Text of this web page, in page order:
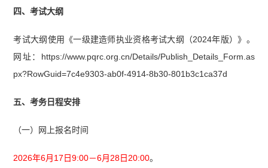
四、考试大纲
考试大纲使用《一级建造师执业资格考试大纲（2024年版）》。
网址：https://www.pqrc.org.cn/Details/Publish_Details_Form.as
px?RowGuid=7c4e9303-ab0f-4914-8b30-801b3c1ca37d
五、考务日程安排
（一）网上报名时间
2026年6月17日9:00－6月28日20:00。